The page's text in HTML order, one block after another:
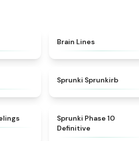
Brain Lines
Sprunki Sprunkirb
Sprunki Phase 10
Definitive